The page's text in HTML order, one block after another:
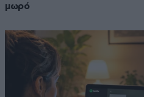
μωρό